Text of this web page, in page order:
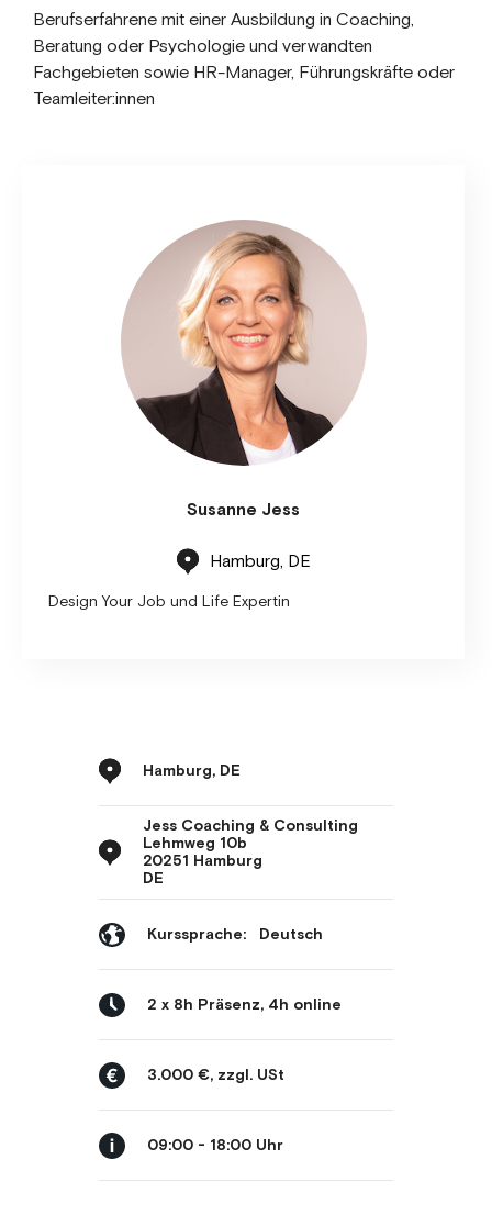
Susanne Jess
Hamburg, DE
Design Your Job und Life Expertin
Hamburg, DE
Jess Coaching & Consulting
Lehmweg 10b
20251 Hamburg
DE
Kurssprache: Deutsch
2 x 8h Präsenz, 4h online
3.000 €, zzgl. USt
09:00 - 18:00 Uhr
Berufserfahrene mit einer Ausbildung in Coaching,
Beratung oder Psychologie und verwandten
Fachgebieten sowie HR-Manager, Führungskräfte oder
Teamleiter:innen